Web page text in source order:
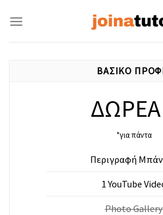
ΒΑΣΙΚΟ
*για πάντα
Περιγραφή
1 YouTube
Photo Gallery